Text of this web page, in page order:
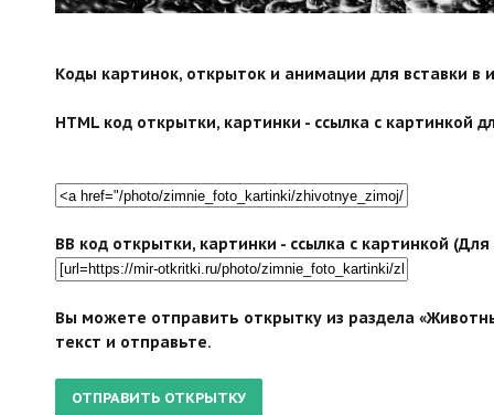
Коды картинок, открыток и анимации для вставки в
HTML код открытки, картинки - ссылка с картинкой
BB код открытки, картинки - ссылка с картинкой
Вы можете отправить открытку из раздела
текст и отправьте.